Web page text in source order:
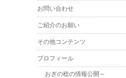
お問い合わせ
ご紹介のお願い
その他コンテンツ
プロフィール
おぎの稔の情報公開～